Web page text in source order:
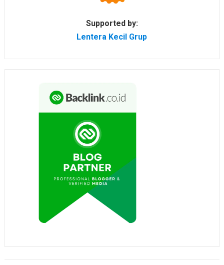
Supported by:
Lentera Kecil Grup